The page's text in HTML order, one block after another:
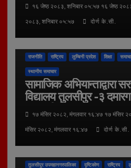
१६ जेष्ठ २०८३, शनिबार ०५:५७ १६ जेष्ठ
२०८३, शनिबार ०५:५७ दोर्ण के.सी.
राजनीति राष्ट्रिय लुम्बिनी प्रदेश शिक्षा
स्थानीय समाचार
सामाजिक अभियान्ताद्वारा
विद्यालय तुलसीपुर -३
सामाग्री वितरण
१७ मंसिर २०८२, मंगलवार १६:४७ १७ मंसिर
मंसिर २०८२, मंगलवार १६:४७ दोर्ण के.सी.
तुलसीपुर उपमहानगरपालिका दृष्टिकोण राष्ट्रिय